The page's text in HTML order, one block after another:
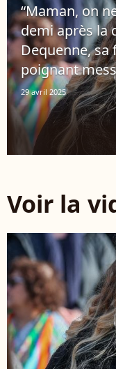
“Maman, on
demi après la
Dequenne,
poignant
29 avril 2025
Voir la